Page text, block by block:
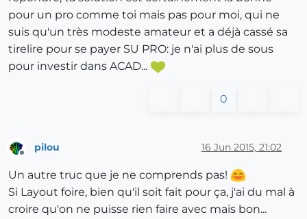
pour un pro comme toi mais pas pour moi, qui ne
suis qu'un très modeste amateur et a déjà cassé sa
tirelire pour se payer SU PRO: je n'ai plus de sous
pour investir dans ACAD...
0
pilou 16 Jun 2015, 21:02
Un autre truc que je ne comprends pas!
Si Layout foire, bien qu'il soit fait pour ça, j'ai du mal à
croire qu'on ne puisse rien faire avec mais bon...